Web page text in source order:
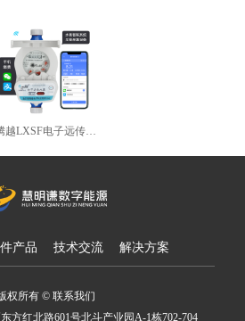
越LXSF电子远传智能水表
产品 技术交流 解决方案
权所有 © 联系我们
方红北路601号北斗产业园A-1栋702-704